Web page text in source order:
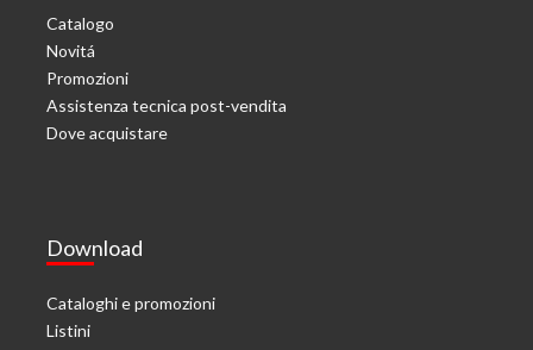
Catalogo
Novitá
Promozioni
Assistenza tecnica post-vendita
Dove acquistare
Download
Cataloghi e promozioni
Listini